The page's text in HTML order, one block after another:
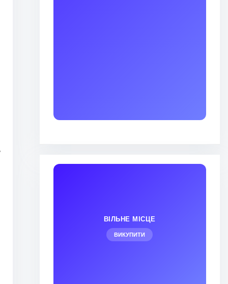
ВІЛЬНЕ МІСЦЕ
ВИКУПИТИ